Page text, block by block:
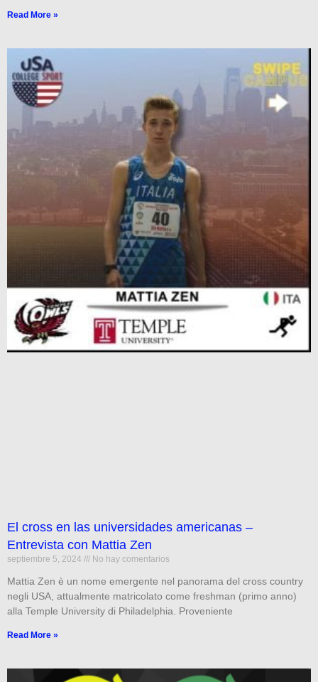
Read More »
El cross en las universidades americanas –
Entrevista con Mattia Zen
septiembre 5, 2024 No hay comentarios
Mattia Zen è un nome emergente nel panorama del cross country
negli USA, attualmente matricolato come freshman (primo anno)
alla Temple University di Philadelphia. Proveniente
Read More »